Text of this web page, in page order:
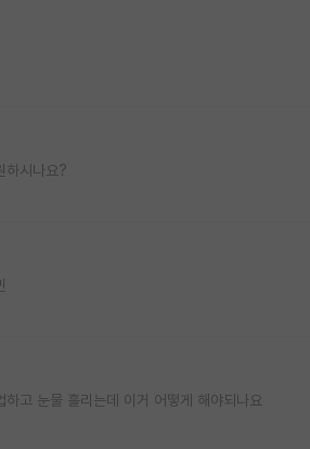
하시나요?
하고 눈물 흘리는데 이거 어떻게 해야되나요